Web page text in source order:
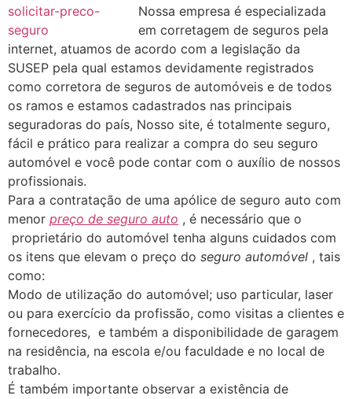
Nossa empresa é especializada
em corretagem de seguros pela
internet, atuamos de acordo com a legislação da
SUSEP pela qual estamos devidamente registrados
como corretora de seguros de automóveis e de todos
os ramos e estamos cadastrados nas principais
seguradoras do país, Nosso site, é totalmente seguro,
fácil e prático para realizar a compra do seu seguro
automóvel e você pode contar com o auxílio de nossos
profissionais.
Para a contratação de uma apólice de seguro auto com
menor preço de seguro auto , é necessário que o
proprietário do automóvel tenha alguns cuidados com
os itens que elevam o preço do seguro automóvel , tais
como:
Modo de utilização do automóvel; uso particular, laser
ou para exercício da profissão, como visitas a clientes e
fornecedores, e também a disponibilidade de garagem
na residência, na escola e/ou faculdade e no local de
trabalho.
É também importante observar a existência de